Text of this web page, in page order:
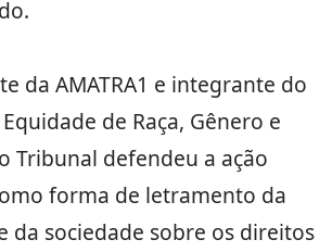
da AMATRA1 e integrante do
de Raça, Gênero e
Tribunal defendeu a ação
forma de letramento da
da sociedade sobre os direitos